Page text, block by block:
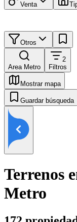
Venta
Otros
Area Metro
2
Filtros
Mostrar mapa
Guardar búsqueda
Terrenos
Metro